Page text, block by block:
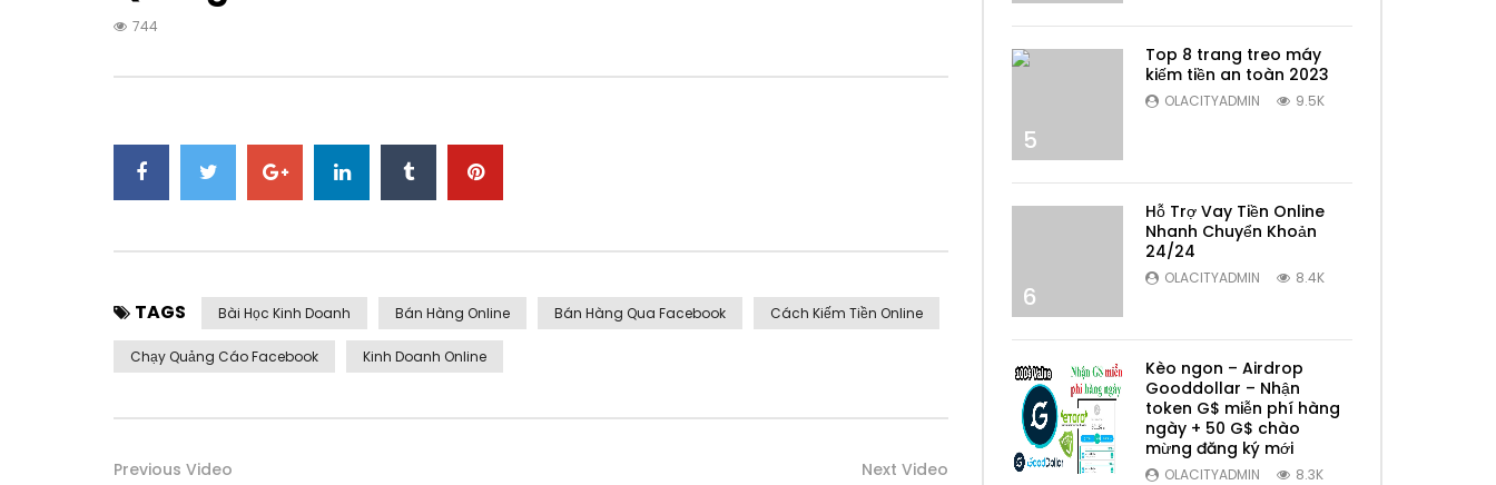
744
TAGS Bài Học Kinh Doanh Bán Hàng Online Bán Hàng Qua Facebook Cách Kiếm Tiền Online
Chạy Quảng Cáo Facebook Kinh Doanh Online
Previous Video Next Video
5
Top 8 trang treo máy
kiếm tiền an toàn 2023
OLACITYADMIN 9.5K
6
Hỗ Trợ Vay Tiền Online
Nhanh Chuyển Khoản
24/24
OLACITYADMIN 8.4K
7
Kèo ngon – Airdrop
Gooddollar – Nhận
token G$ miễn phí hàng
ngày + 50 G$ chào
mừng đăng ký mới
OLACITYADMIN 8.3K